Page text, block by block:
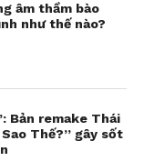
âm thầm bào
như thế nào?
Bản remake Thái
Thế?” gây sốt